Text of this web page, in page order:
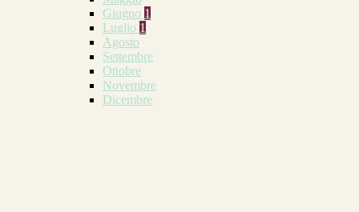
Giugno 1
Luglio 1
Agosto
Settembre
Ottobre
Novembre
Dicembre